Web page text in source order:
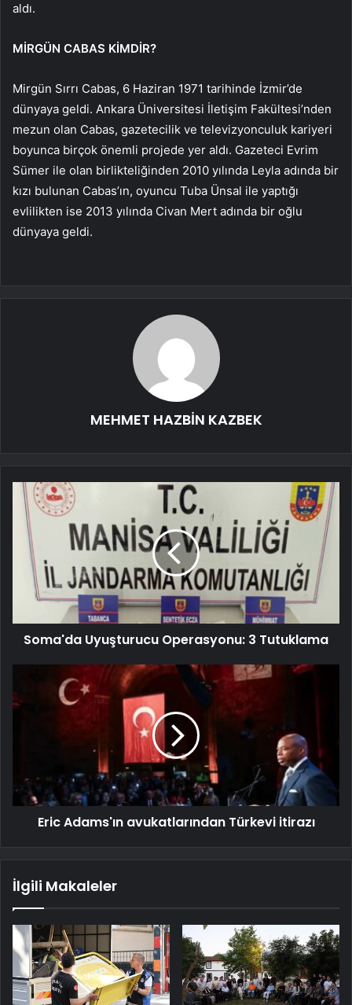
aldı.
MİRGÜN CABAS KİMDİR?
Mirgün Sırrı Cabas, 6 Haziran 1971 tarihinde İzmir’de
dünyaya geldi. Ankara Üniversitesi İletişim Fakültesi’nden
mezun olan Cabas, gazetecilik ve televizyonculuk kariyeri
boyunca birçok önemli projede yer aldı. Gazeteci Evrim
Sümer ile olan birlikteliğinden 2010 yılında Leyla adında bir
kızı bulunan Cabas’ın, oyuncu Tuba Ünsal ile yaptığı
evlilikten ise 2013 yılında Civan Mert adında bir oğlu
dünyaya geldi.
MEHMET HAZBİN KAZBEK
Soma'da Uyuşturucu Operasyonu: 3 Tutuklama
Eric Adams'ın avukatlarından Türkevi itirazı
İlgili Makaleler